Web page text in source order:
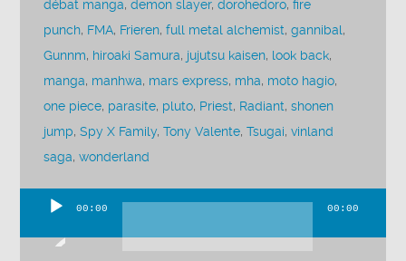
débat manga,demon slayer,dorohedoro,fire
punch, FMA, Frieren,full metal alchemist,gannibal,
Gunnm, hiroaki Samura, jujutsu kaisen, look back,
manga, manhwa, mars express, mha, moto hagio,
one piece, parasite, pluto, Priest, Radiant,shonen
jump,Spy X Family,Tony Valente,Tsugai,vinland
saga,wonderland
audio
00:00 00:00